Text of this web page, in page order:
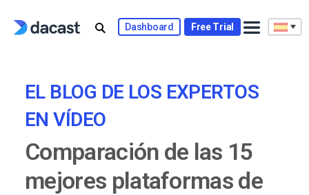
Dashboard Free Trial
EL BLOG DE LOS EXPERTOS
EN VÍDEO
Comparación de las 15
mejores plataformas de